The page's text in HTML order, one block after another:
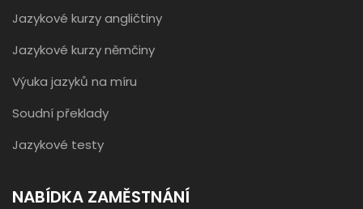
Jazykové kurzy angličtiny
Jazykové kurzy němčiny
Výuka jazyků na míru
Soudní překlady
Jazykové testy
NABÍDKA ZAMĚSTNÁNÍ